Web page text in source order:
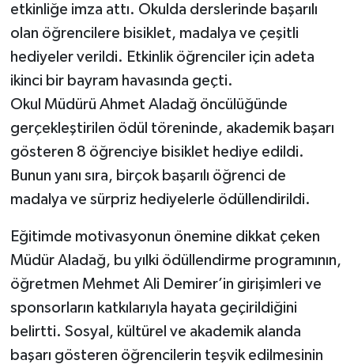
etkinliğe imza attı. Okulda derslerinde başarılı
olan öğrencilere bisiklet, madalya ve çeşitli
hediyeler verildi. Etkinlik öğrenciler için adeta
ikinci bir bayram havasında geçti.
Okul Müdürü Ahmet Aladağ öncülüğünde
gerçekleştirilen ödül töreninde, akademik başarı
gösteren 8 öğrenciye bisiklet hediye edildi.
Bunun yanı sıra, birçok başarılı öğrenci de
madalya ve sürpriz hediyelerle ödüllendirildi.
Eğitimde motivasyonun önemine dikkat çeken
Müdür Aladağ, bu yılki ödüllendirme programının,
öğretmen Mehmet Ali Demirer’in girişimleri ve
sponsorların katkılarıyla hayata geçirildiğini
belirtti. Sosyal, kültürel ve akademik alanda
başarı gösteren öğrencilerin teşvik edilmesinin